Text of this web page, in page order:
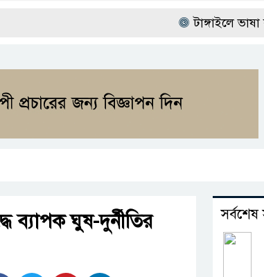
টাঙ্গাইলে ভাষা
ব্যাপক ঘুষ-দুর্নীতির
সর্বশেষ